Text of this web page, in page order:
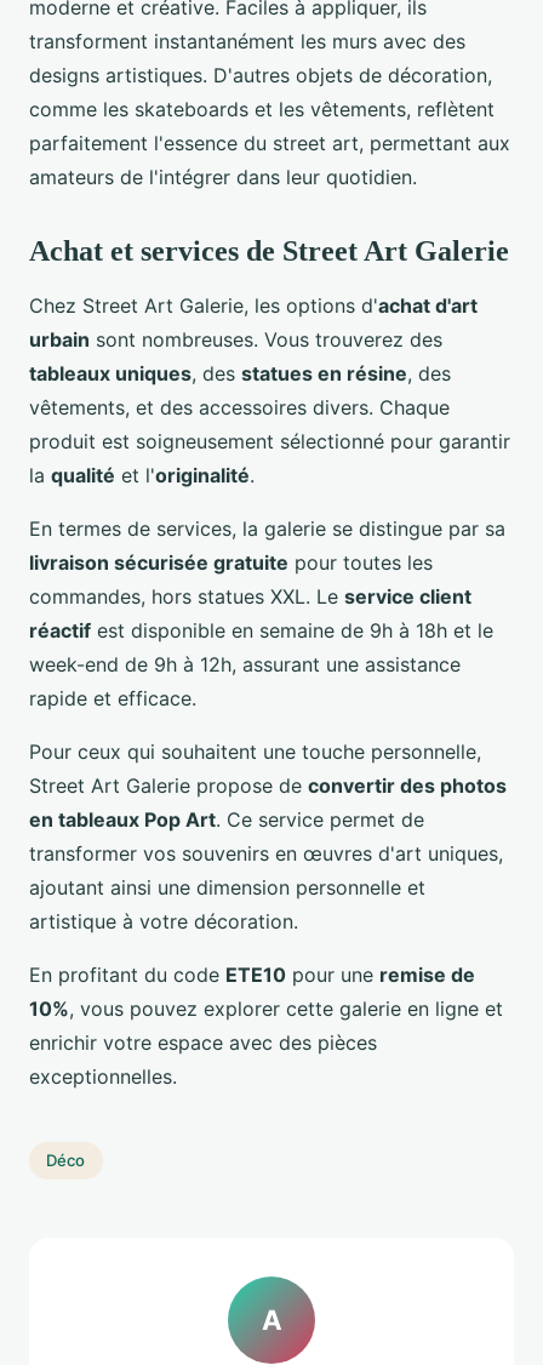
moderne et créative. Faciles à appliquer, ils
transforment instantanément les murs avec des
designs artistiques. D'autres objets de décoration,
comme les skateboards et les vêtements, reflètent
parfaitement l'essence du street art, permettant aux
amateurs de l'intégrer dans leur quotidien.
Achat et services de Street Art Galerie
Chez Street Art Galerie, les options d'achat d'art
urbain sont nombreuses. Vous trouverez des
tableaux uniques, des statues en résine, des
vêtements, et des accessoires divers. Chaque
produit est soigneusement sélectionné pour garantir
la qualité et l'originalité.
En termes de services, la galerie se distingue par sa
livraison sécurisée gratuite pour toutes les
commandes, hors statues XXL. Le service client
réactif est disponible en semaine de 9h à 18h et le
week-end de 9h à 12h, assurant une assistance
rapide et efficace.
Pour ceux qui souhaitent une touche personnelle,
Street Art Galerie propose de convertir des photos
en tableaux Pop Art. Ce service permet de
transformer vos souvenirs en œuvres d'art uniques,
ajoutant ainsi une dimension personnelle et
artistique à votre décoration.
En profitant du code ETE10 pour une remise de
10%, vous pouvez explorer cette galerie en ligne et
enrichir votre espace avec des pièces
exceptionnelles.
Déco
A